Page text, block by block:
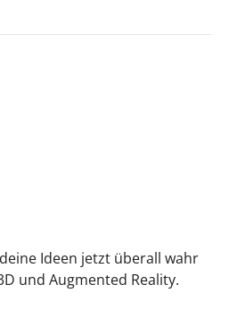
Ideen jetzt überall wahr
und Augmented Reality.